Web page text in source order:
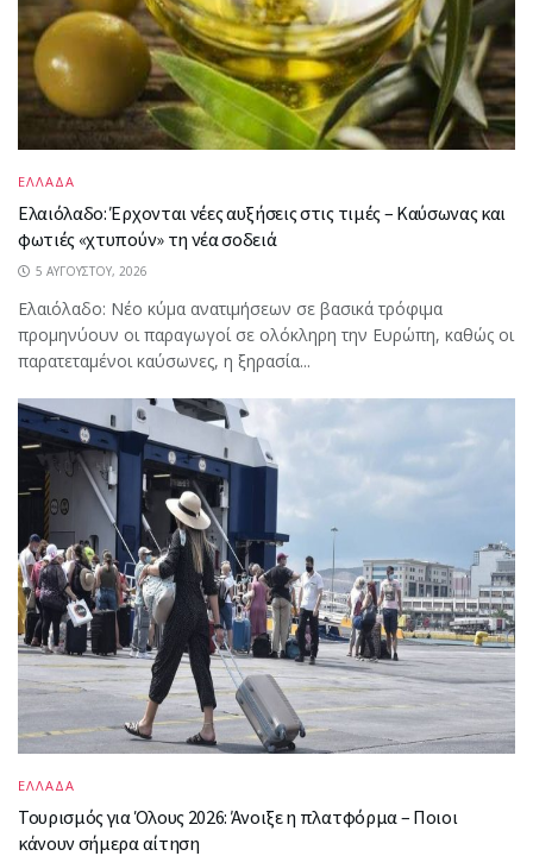
ΕΛΛΑΔΑ
Ελαιόλαδο: Έρχονται νέες αυξήσεις στις τιμές – Καύσωνας και
φωτιές «χτυπούν» τη νέα σοδειά
5 ΑΥΓΟΎΣΤΟΥ, 2026
Ελαιόλαδο: Νέο κύμα ανατιμήσεων σε βασικά τρόφιμα
προμηνύουν οι παραγωγοί σε ολόκληρη την Ευρώπη, καθώς οι
παρατεταμένοι καύσωνες, η ξηρασία...
ΕΛΛΑΔΑ
Τουρισμός για Όλους 2026: Άνοιξε η πλατφόρμα – Ποιοι
κάνουν σήμερα αίτηση